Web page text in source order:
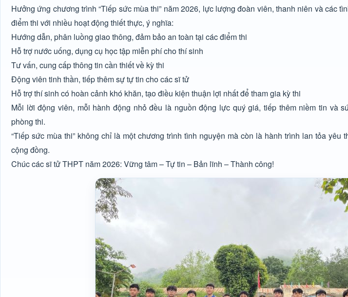
Hưởng ứng chương trình “Tiếp sức mùa thi” năm 2026, lực lượng đoàn viên, thanh niên và các
điểm thi với nhiều hoạt động thiết thực, ý nghĩa:
Hướng dẫn, phân luồng giao thông, đảm bảo an toàn tại các điểm thi
Hỗ trợ nước uống, dụng cụ học tập miễn phí cho thí sinh
Tư vấn, cung cấp thông tin cần thiết về kỳ thi
Động viên tinh thần, tiếp thêm sự tự tin cho các sĩ tử
Hỗ trợ thí sinh có hoàn cảnh khó khăn, tạo điều kiện thuận lợi nhất để tham gia kỳ thi
Mỗi lời động viên, mỗi hành động nhỏ đều là nguồn động lực quý giá, tiếp thêm niềm tin và
phòng thi.
“Tiếp sức mùa thi” không chỉ là một chương trình tình nguyện mà còn là hành trình lan tỏa yêu
cộng đồng.
Chúc các sĩ tử THPT năm 2026: Vững tâm – Tự tin – Bản lĩnh – Thành công!